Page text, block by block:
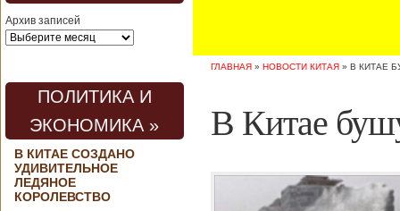
Архив записей
ПОЛИТИКА И
ЭКОНОМИКА »
В КИТАЕ СОЗДАНО
УДИВИТЕЛЬНОЕ
ЛЕДЯНОЕ
КОРОЛЕВСТВО
ГЛАВНАЯ » НОВОСТИ КИТАЯ » В КИТАЕ
В Китае